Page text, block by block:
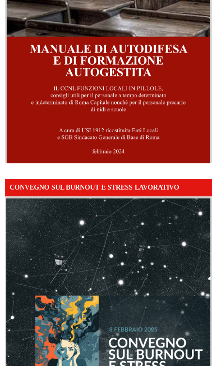
CONVEGNO SUL BURNOUT E STRESS LAVORATIVO